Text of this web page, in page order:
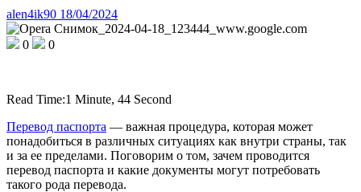
alen4ik90 18/04/2024
0 0
Read Time:1 Minute, 44 Second
Перевод паспорта — важная процедура, которая может
понадобиться в различных ситуациях как внутри страны, так
и за ее пределами. Поговорим о том, зачем проводится
перевод паспорта и какие документы могут потребовать
такого рода перевода.